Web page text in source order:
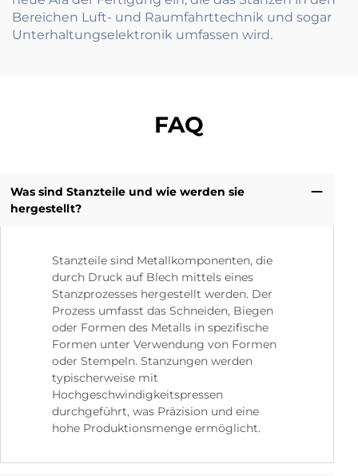
Bereichen Luft- und Raumfahrttechnik und sogar
Unterhaltungselektronik umfassen wird.
FAQ
Was sind Stanzteile und wie werden sie
hergestellt?
Stanzteile sind Metallkomponenten, die
durch Druck auf Blech mittels eines
Stanzprozesses hergestellt werden. Der
Prozess umfasst das Schneiden, Biegen
oder Formen des Metalls in spezifische
Formen unter Verwendung von Formen
oder Stempeln. Stanzungen werden
typischerweise mit
Hochgeschwindigkeitspressen
durchgeführt, was Präzision und eine
hohe Produktionsmenge ermöglicht.